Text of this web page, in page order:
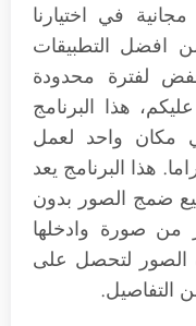
في اختيارنا
افضل التطبيقات
لفترة محدودة
هذا البرنامج
مكان واحد لعمل
هذا البرنامج يعد
ضمج الصور بدون
صورة وادخلها
الصور لتحصل على
التفاصيل.